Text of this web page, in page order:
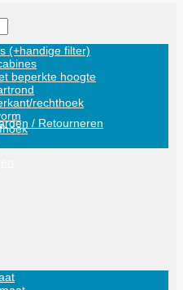
/ Retourneren
(+handige filter)
beperkte hoogte
rechthoek